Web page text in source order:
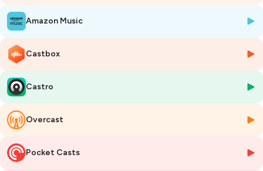
Pendant un peu moins d'une heure, un artiste en lien avec le Grand
Théâtre de Provence, leJeu de Paume, le Gymnase ou les Bernardines,
France Bleu Provence, Radio France.
Un entretien sans fard, un dialogue à nue à travers les quatre lieux
emblématiques du groupe
, dirigé par Dominique Bluzet
entre Aix-en-Provence et Marseille. Une programmation riche et
multiple, danse, musique, théâtre, cirque, humour sur un territoire de
création.
Vous entendrez des voix parler des arts de la scène, bien sûr, mais
aussi de parcours, de l'enfance, de combats, de désirs parfois et
Amazon Music
Castbox
Castro
Overcast
Pocket Casts